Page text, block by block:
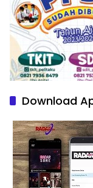
Download